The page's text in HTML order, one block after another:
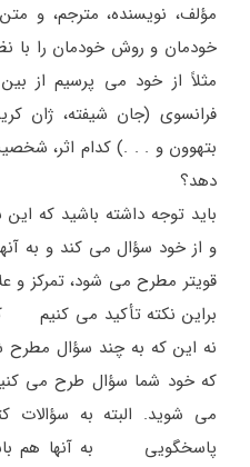
مؤلف، نویسنده، مترجم، و
خودمان و روش خودمان را با
مثلاً از خود می پرسیم از
فرانسوی (جان شیفته، ژان
بتهوون و . . .) کدام اثر،
دهد؟
باید توجه داشته باشید که
و از خود سؤال می کند و به
قویتر مطرح می شود، تمرکز و
براین نکته تأکید می کنیم
نه این که به چند سؤال
که خود شما سؤال طرح می
می شوید. البته به سؤالات
پاسخگویی به آنها هم